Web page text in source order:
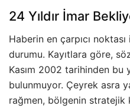
24 Yıldır İmar
Haberin en çarpıcı
durumu. Kayıtlara göre,
Kasım 2002 tarihinden bu
bulunmuyor. Çeyrek asra
rağmen, bölgenin stratejik